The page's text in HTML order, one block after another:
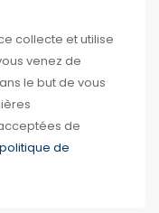
collecte et utilise
venez de
le but de vous
de
politique de